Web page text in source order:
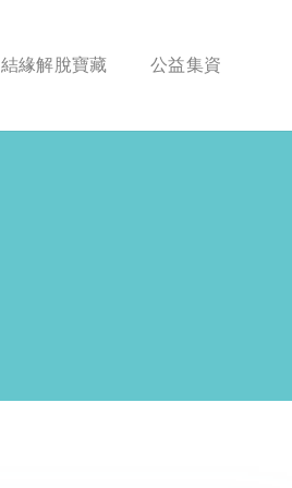
結緣解脫寶藏 公益集資